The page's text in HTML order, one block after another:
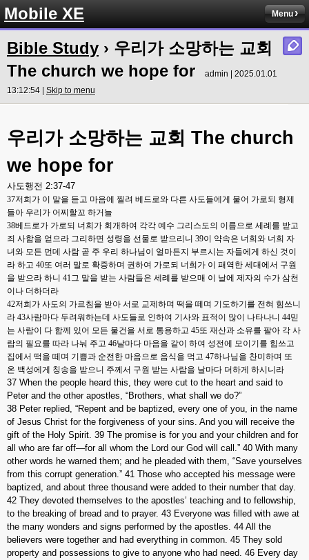
Mobile XE Menu
Bible Study› 우리가 소망하는 교회
The church we hope for
admin | 2025.01.01
13:12:54 | Skip to menu
우리가 소망하는 교회 The church
we hope for
사도행전 2:37-47
37저희가 이 말을 듣고 마음에 찔려 베드로와 다른 사도들에게 물어 가로되 형제
들아 우리가 어찌할꼬 하거늘
38베드로가 가로되 너희가 회개하여 각각 예수 그리스도의 이름으로 세례를 받고
죄 사함을 얻으라 그리하면 성령을 선물로 받으리니 39이 약속은 너희와 너희 자
녀와 모든 먼데 사람 곧 주 우리 하나님이 얼마든지 부르시는 자들에게 하신 것이
라 하고 40또 여러 말로 확증하며 권하여 가로되 너희가 이 패역한 세대에서 구원
을 받으라 하니 41그 말을 받는 사람들은 세례를 받으매 이 날에 제자의 수가 삼천
이나 더하더라
42저희가 사도의 가르침을 받아 서로 교제하며 떡을 떼며 기도하기를 전혀 힘쓰니
라 43사람마다 두려워하는데 사도들로 인하여 기사와 표적이 많이 나타나니 44믿
는 사람이 다 함께 있어 모든 물건을 서로 통용하고 45또 재산과 소유를 팔아 각 사
람의 필요를 따라 나눠 주고 46날마다 마음을 같이 하여 성전에 모이기를 힘쓰고
집에서 떡을 떼며 기쁨과 순전한 마음으로 음식을 먹고 47하나님을 찬미하며 또
온 백성에게 칭송을 받으니 주께서 구원 받는 사람을 날마다 더하게 하시니라
37 When the people heard this, they were cut to the heart and said to
Peter and the other apostles, “Brothers, what shall we do?”
38 Peter replied, “Repent and be baptized, every one of you, in the name
of Jesus Christ for the forgiveness of your sins. And you will receive the
gift of the Holy Spirit. 39 The promise is for you and your children and for
all who are far off—for all whom the Lord our God will call.” 40 With many
other words he warned them; and he pleaded with them, “Save yourselves
from this corrupt generation.” 41 Those who accepted his message were
baptized, and about three thousand were added to their number that day.
42 They devoted themselves to the apostles’ teaching and to fellowship,
to the breaking of bread and to prayer. 43 Everyone was filled with awe at
the many wonders and signs performed by the apostles. 44 All the
believers were together and had everything in common. 45 They sold
property and possessions to give to anyone who had need. 46 Every day